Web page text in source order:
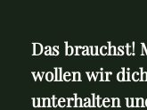
Das brauchst!
wollen wir
unterhalten